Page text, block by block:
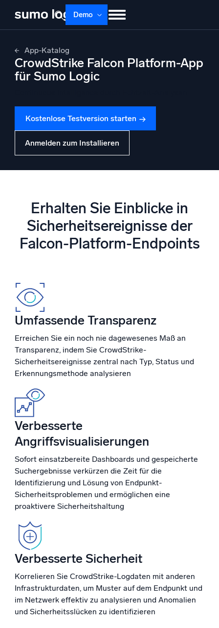
content
Demo
Produkte
Lernen Über uns Anmelden
Support
Multi-Agenten-AI-Plattform
Unterstützt durch KI/ML
Proprietäre Algorithmen, maschinelles Lernen und generative KI
SIEM
Bedrohungen schneller erkennen und intelligenter
reagieren
Protokolle für Sicherheit
freischalten
Intelligente Cloud-Abläufe
Protokollanalyse
Erkennen und beheben mit umfassender Transparenz
Zertifizierungen
App-Katalog
CrowdStrike Falcon Platform-App
für Sumo Logic
Kostenlose Testversion starten
Anmelden zum Installieren
Erhalten Sie Einblicke in
Sicherheitsereignisse der
Falcon-Platform-Endpoints
Umfassende Transparenz
Erreichen Sie ein noch nie dagewesenes Maß an
Transparenz, indem Sie CrowdStrike-
Sicherheitsereignisse zentral nach Typ, Status und
Erkennungsmethode analysieren
Verbesserte
Angriffsvisualisierungen
Sofort einsatzbereite Dashboards und gespeicherte
Suchergebnisse verkürzen die Zeit für die
Identifizierung und Lösung von Endpunkt-
Sicherheitsproblemen und ermöglichen eine
proaktivere Sicherheitshaltung
Verbesserte Sicherheit
Korrelieren Sie CrowdStrike-Logdaten mit anderen
Infrastrukturdaten, um Muster auf dem Endpunkt und
im Netzwerk effektiv zu analysieren und Anomalien
und Sicherheitsslücken zu identifizieren